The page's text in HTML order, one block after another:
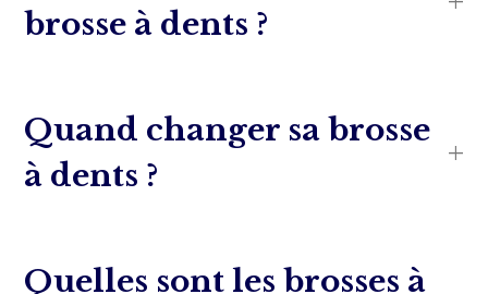
brosse à dents ?
Quand changer sa brosse
à dents ?
Quelles sont les brosses à